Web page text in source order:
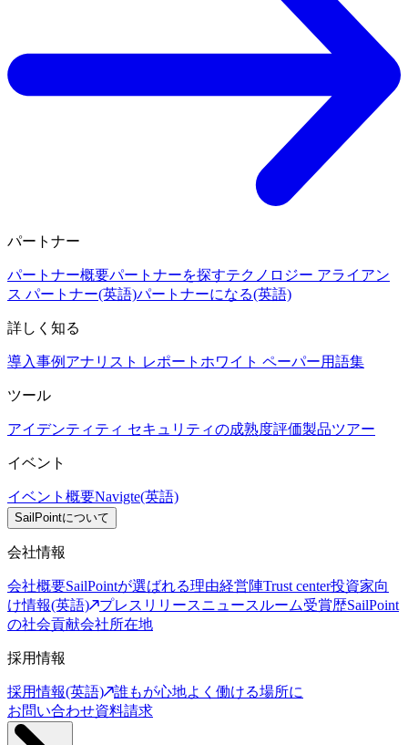
パートナー
パートナー概要パートナーを探すテクノロジー アライアン
ス パートナー(英語)パートナーになる(英語)
詳しく知る
導入事例 アナリスト レポート ホワイト ペーパー用語集
ツール
アイデンティティ セキュリティの成熟度評価製品ツアー
イベント
イベント概要Navigte(英語)
SailPointについて
会社情報
会社概要SailPointが選ばれる理由経営陣Trust center投資家向
け情報(英語)
プレスリリースニュースルーム受賞歴SailPoint
の社会貢献会社所在地
採用情報
採用情報(英語)
誰もが心地よく働ける場所に
お問い合わせ資料請求